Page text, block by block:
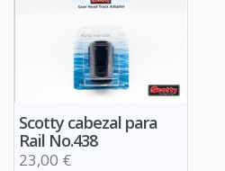
Scotty cabezal para
Rail No.438
23,00 €